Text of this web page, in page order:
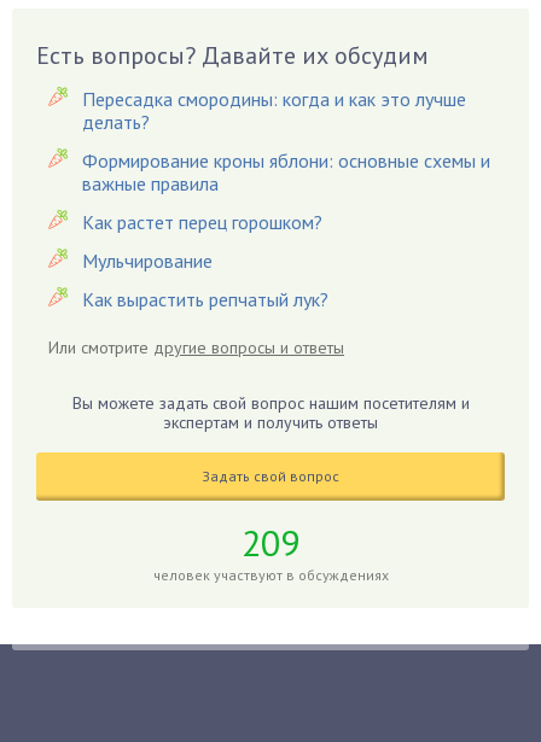
Вишня
Вредители
Гардения
Гацания
Гвоздики
Георгины
Герань
Гиацинт
Гиппеаструм
Годжи
Голубика
Есть вопросы? Давайте их обсудим
Пересадка смородины: когда и как это лучше
делать?
Формирование кроны яблони: основные схемы и
важные правила
Как растет перец горошком?
Мульчирование
Как вырастить репчатый лук?
Или смотрите другие вопросы и ответы
Вы можете задать свой вопрос нашим посетителям и
экспертам и получить ответы
Задать свой вопрос
209
человек участвуют в обсуждениях